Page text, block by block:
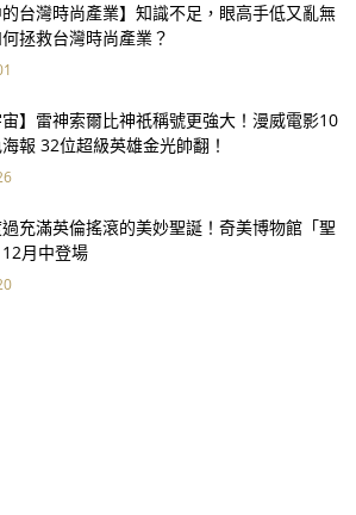
的台灣時尚產業】知識不足，眼高手低又亂無
拯救台灣時尚產業？
宙】雷神索爾比神祇稱號更強大！漫威電影10
報 32位超級英雄金光帥翻！
充滿英倫搖滾的美妙聖誕！奇美博物館「聖
月中登場